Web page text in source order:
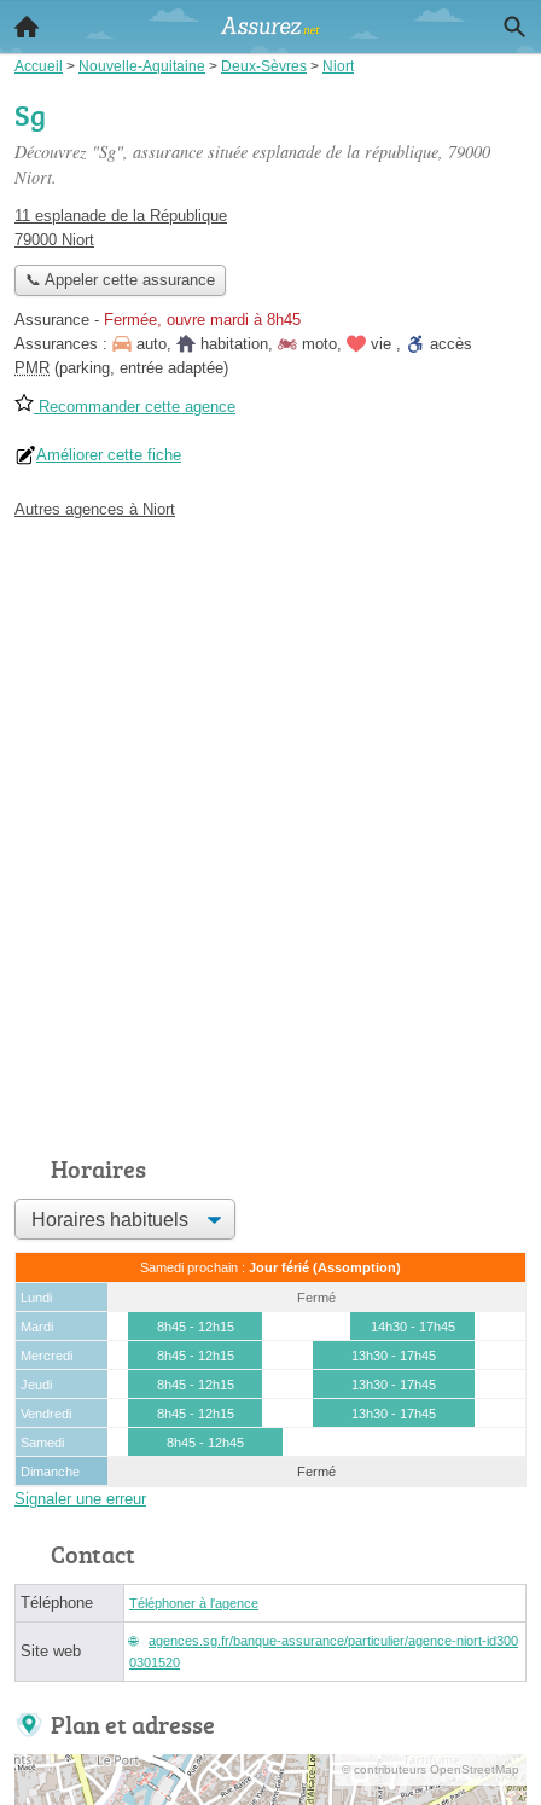
Accueil > Nouvelle-Aquitaine > Deux-Sèvres > Niort
Sg
Découvrez "Sg", assurance située esplanade de la république, 79000
Niort.
11 esplanade de la République
79000 Niort
📞 Appeler cette assurance
Assurance - Fermée, ouvre mardi à 8h45
Assurances :
auto, habitation, moto, vie ,
accès
PMR (parking, entrée adaptée)
Recommander cette agence
Améliorer cette fiche
Autres agences à Niort
Horaires
Samedi prochain : Jour férié (Assomption)
Lundi
Fermé
Mardi
8h45 - 12h15
14h30 - 17h45
Mercredi
8h45 - 12h15
13h30 - 17h45
Jeudi
8h45 - 12h15
13h30 - 17h45
Vendredi
8h45 - 12h15
13h30 - 17h45
Samedi
8h45 - 12h45
Dimanche
Fermé
Signaler une erreur
Contact
Téléphone Téléphoner à l'agence
Site web
agences.sg.fr/banque-assurance/particulier/agence-niort-id300
0301520
Plan et adresse
© contributeurs OpenStreetMap